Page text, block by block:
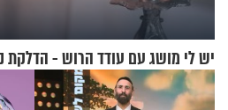
יש לי מושג עם עודד הרוש - הדלקת